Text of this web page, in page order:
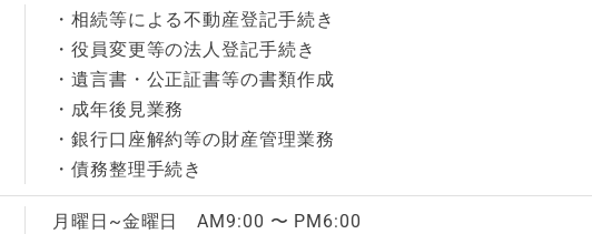
・相続等による不動産登記手続き
・役員変更等の法人登記手続き
・遺言書・公正証書等の書類作成
・成年後見業務
・銀行口座解約等の財産管理業務
・債務整理手続き
月曜日~金曜日 AM9:00 〜 PM6:00